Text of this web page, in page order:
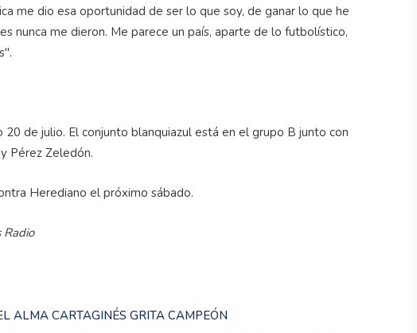
me dio esa oportunidad de ser lo que soy, de ganar lo que he
nunca me dieron. Me parece un país, aparte de lo futbolístico,
de julio. El conjunto blanquiazul está en el grupo B junto con
Pérez Zeledón.
Herediano el próximo sábado.
Radio
ALMA CARTAGINÉS GRITA CAMPEÓN